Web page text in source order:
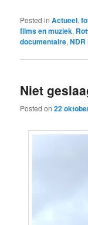
Posted in Actueel,
films en muziek,
documentaire,NDR
Niet
Posted on22